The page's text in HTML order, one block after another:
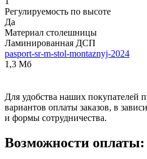
Регулируемость по высоте
Да
Материал столешницы
Ламинированная ДСП
pasport-sr-m-stol-montaznyj-2024
1,3 Мб
Для удобства наших покупателей
вариантов оплаты заказов, в
и формы сотрудничества.
Возможности оплаты: